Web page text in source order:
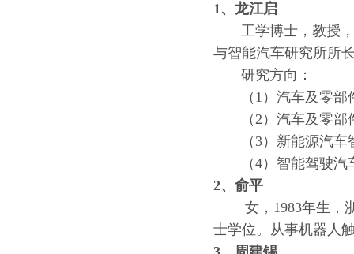
1、龙江启
工学博士，教授，
与智能汽车研究所所
研究方向：
（1）汽车及零部
（2）汽车及零部
（3）新能源汽车
（4）智能驾驶汽
2、俞平
女，1983年生，浙
士学位。 从事机器人